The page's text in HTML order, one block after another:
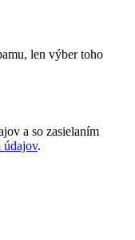
len výber toho
a so zasielaním
údajov.